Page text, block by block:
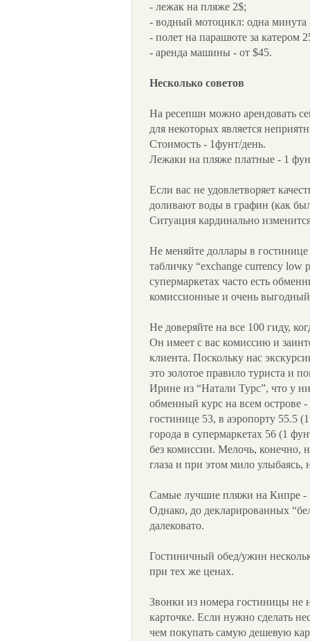
- лежак на пляже 2$;
- водный мотоцикл: одна минута
- полет на парашюте за катером
- аренда машины - от $45.
Несколько советов
На ресепшн можно арендовать
для некоторых является
Стоимость - 1фунт/день.
Лежаки на пляже платные - 1
Если вас не удовлетворяет
доливают воды в графин (как
Ситуация кардинально
Не меняйте доллары в
табличку “exchange currency low
супермаркетах часто есть
комиссионные и очень
Не доверяйте на все 100 гиду,
Он имеет с вас комиссию и
клиента. Поскольку нас
это золотое правило туриста и
Ирине из “Натали Турс”, что у
обменный курс на всем острове
гостинице 53, в аэропорту 55.5
города в супермаркетах 56 (1
без комиссии. Мелочь, конечно,
глаза и при этом мило улыбаясь,
Самые лучшие пляжи на Кипре -
Однако, до декларированных
далековато.
Гостиничный обед/ужин
при тех же ценах.
Звонки из номера гостиницы не
карточке. Если нужно сделать
чем покупать самую дешевую